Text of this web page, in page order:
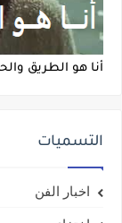
أنا هو الطريق
التسميات
اخبار الفن